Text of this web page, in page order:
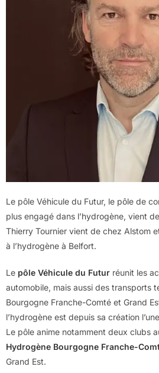
Le pôle Véhicule du Futur, le pôle de
plus engagé dans l’hydrogène, vient
Thierry Tournier vient de chez Alstom
à l’hydrogène à Belfort.
Le pôle Véhicule du Futur réunit les
automobile, mais aussi des transports
Bourgogne Franche-Comté et Grand
l’hydrogène est depuis sa création
Le pôle anime notamment deux clubs
Hydrogène Bourgogne Franche-
Grand Est.